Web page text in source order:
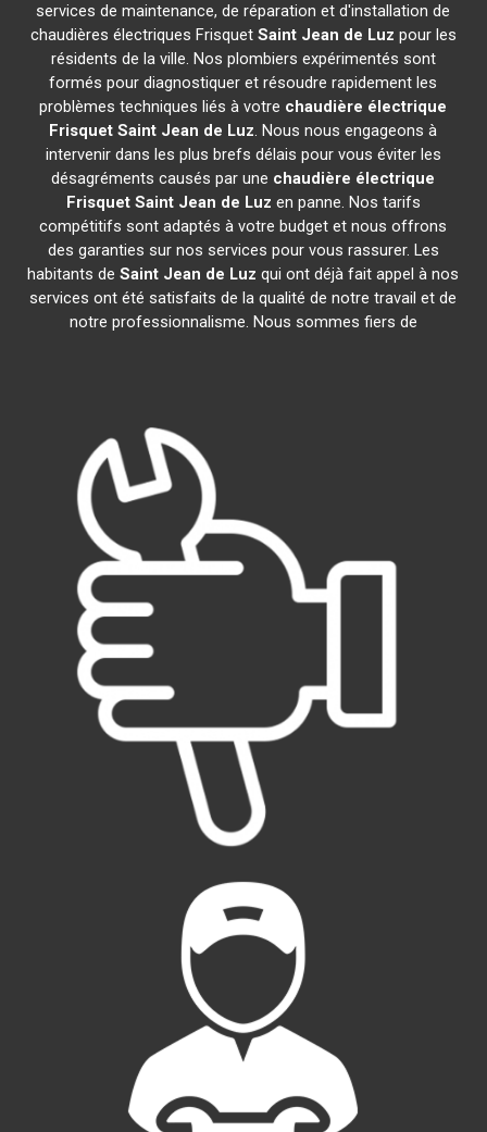
services de maintenance, de réparation et d'installation de
chaudières électriques Frisquet Saint Jean de Luz pour les
résidents de la ville. Nos plombiers expérimentés sont
formés pour diagnostiquer et résoudre rapidement les
problèmes techniques liés à votre chaudière électrique
Frisquet Saint Jean de Luz. Nous nous engageons à
intervenir dans les plus brefs délais pour vous éviter les
désagréments causés par une chaudière électrique
Frisquet Saint Jean de Luz en panne. Nos tarifs
compétitifs sont adaptés à votre budget et nous offrons
des garanties sur nos services pour vous rassurer. Les
habitants deSaint Jean de Luz qui ont déjà fait appel à nos
services ont été satisfaits de la qualité de notre travail et de
notre professionnalisme. Nous sommes fiers de